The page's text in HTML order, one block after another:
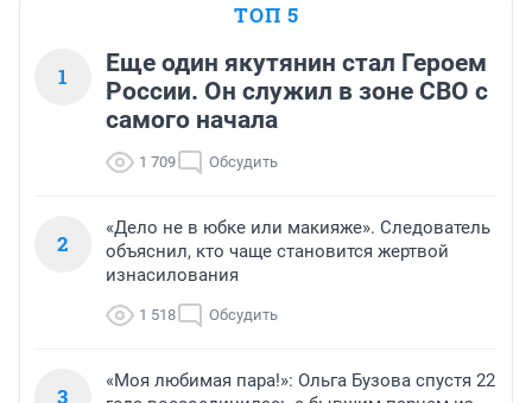
ТОП 5
1
Еще один якутянин стал Героем
России. Он служил в зоне СВО с
самого начала
1 709 Обсудить
2
«Дело не в юбке или макияже». Следователь
объяснил, кто чаще становится жертвой
изнасилования
1 518 Обсудить
3
«Моя любимая пара!»: Ольга Бузова спустя 22